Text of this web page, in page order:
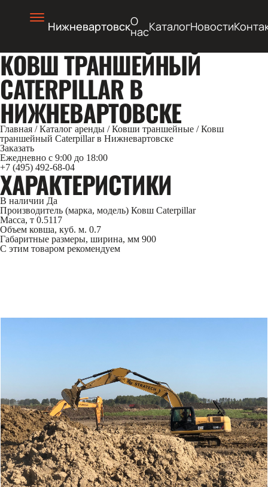
НижневартовскО
насКаталогНовости
КОВШ ТРАНШЕЙНЫЙ
CATERPILLAR В
НИЖНЕВАРТОВСКЕ
Главная / Каталог аренды / Ковши траншейные / Ковш
траншейный Caterpillar в Нижневартовске
Заказать
Ежедневно с 9:00 до 18:00
+7 (495) 492-68-04
ХАРАКТЕРИСТИКИ
В наличии Да
Производитель (марка, модель) Ковш Caterpillar
Масса, т 0.5117
Объем ковша, куб. м. 0.7
Габаритные размеры, ширина, мм 900
С этим товаром рекомендуем